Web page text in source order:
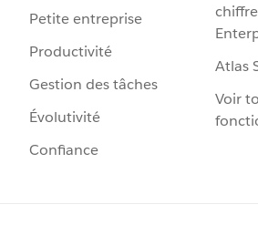
Petite entreprise
Productivité
Gestion des tâches
Évolutivité
Confiance
Atlas
Voir